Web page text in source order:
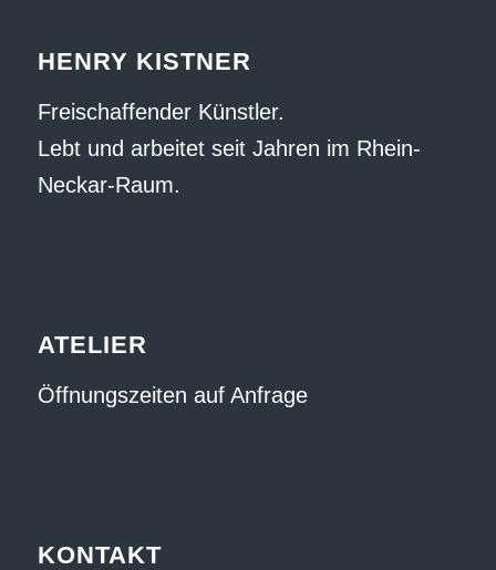
HENRY KISTNER
Freischaffender Künstler.
Lebt und arbeitet seit Jahren im Rhein-
Neckar-Raum.
ATELIER
Öffnungszeiten auf Anfrage
KONTAKT